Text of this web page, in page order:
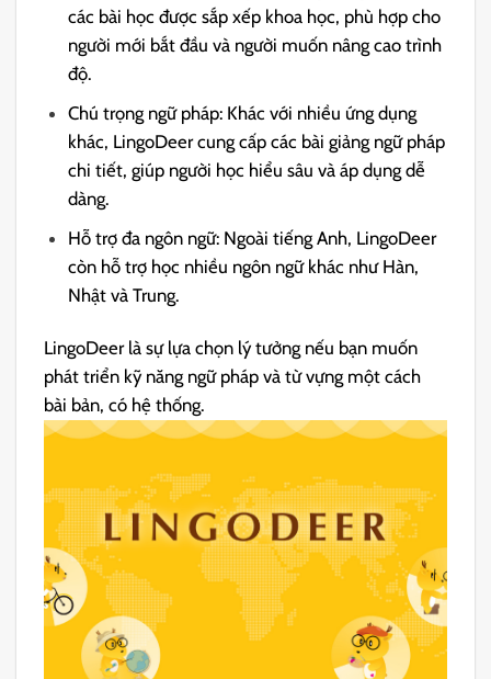
các bài học được sắp xếp khoa học, phù hợp cho
người mới bắt đầu và người muốn nâng cao trình
độ.
Chú trọng ngữ pháp: Khác với nhiều ứng dụng
khác, LingoDeer cung cấp các bài giảng ngữ pháp
chi tiết, giúp người học hiểu sâu và áp dụng dễ
dàng.
Hỗ trợ đa ngôn ngữ: Ngoài tiếng Anh, LingoDeer
còn hỗ trợ học nhiều ngôn ngữ khác như Hàn,
Nhật và Trung.
LingoDeer là sự lựa chọn lý tưởng nếu bạn muốn
phát triển kỹ năng ngữ pháp và từ vựng một cách
bài bản, có hệ thống.